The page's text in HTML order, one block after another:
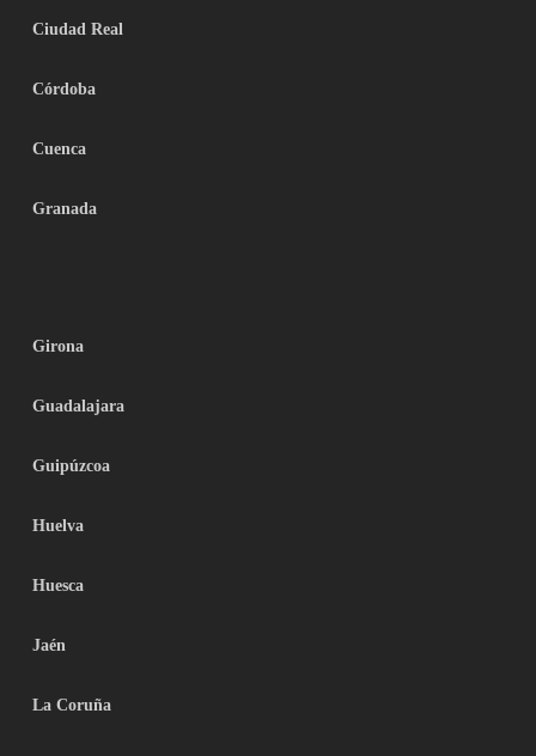
Ciudad Real
Córdoba
Cuenca
Granada
Girona
Guadalajara
Guipúzcoa
Huelva
Huesca
Jaén
La Coruña